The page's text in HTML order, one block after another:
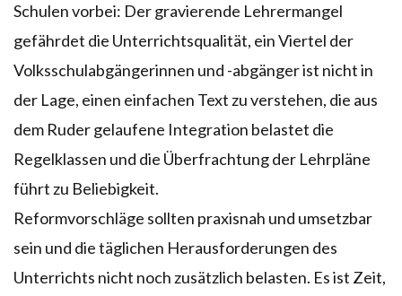
Schulen vorbei: Der gravierende Lehrermangel
gefährdet die Unterrichtsqualität, ein Viertel der
Volksschulabgängerinnen und -abgänger ist nicht in
der Lage, einen einfachen Text zu verstehen, die aus
dem Ruder gelaufene Integration belastet die
Regelklassen und die Überfrachtung der Lehrpläne
führt zu Beliebigkeit.
Reformvorschläge sollten praxisnah und umsetzbar
sein und die täglichen Herausforderungen des
Unterrichts nicht noch zusätzlich belasten. Es ist Zeit,